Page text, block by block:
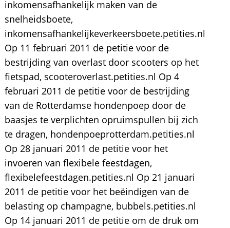
inkomensafhankelijk maken van de
snelheidsboete,
inkomensafhankelijkeverkeersboete.petities.nl
Op 11 februari 2011 de petitie voor de
bestrijding van overlast door scooters op het
fietspad, scooteroverlast.petities.nl Op 4
februari 2011 de petitie voor de bestrijding
van de Rotterdamse hondenpoep door de
baasjes te verplichten opruimspullen bij zich
te dragen, hondenpoeprotterdam.petities.nl
Op 28 januari 2011 de petitie voor het
invoeren van flexibele feestdagen,
flexibelefeestdagen.petities.nl Op 21 januari
2011 de petitie voor het beëindigen van de
belasting op champagne, bubbels.petities.nl
Op 14 januari 2011 de petitie om de druk om